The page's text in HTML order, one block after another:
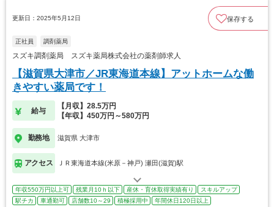
更新日：2025年5月12日 保存する
正社員 調剤薬局
スズキ調剤薬局 スズキ薬局株式会社の薬剤師求人
【滋賀県大津市／JR東海道本線】アットホームな働
きやすい薬局です！
給与
【月収】28.5万円
【年収】450万円～580万円
勤務地 滋賀県 大津市
アクセス ＪＲ東海道本線(米原－神戸) 瀬田(滋賀)駅
年収550万円以上可 残業月10ｈ以下 産休・育休取得実績有り
スキルアップ
駅チカ
車通勤可 店舗数10～29 積極採用中 年間休日120日以上